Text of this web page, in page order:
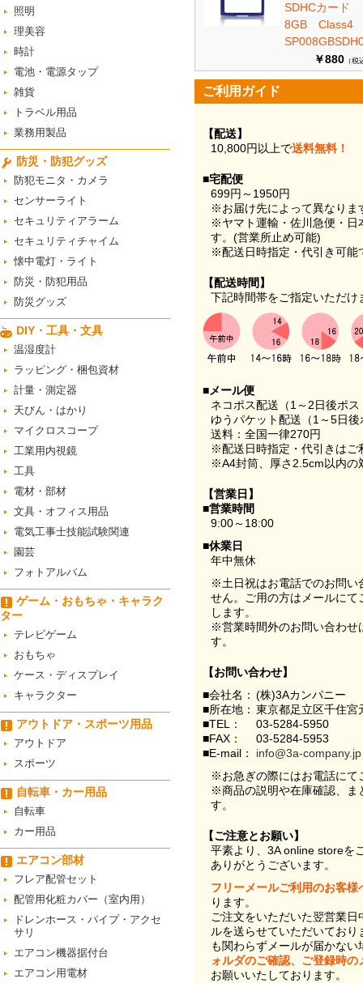
照明
理美容
時計
電池・電源タップ
雑貨
トラベル用品
業務用製品
防災・防犯グッズ
防犯モニタ・カメラ
センサーライト
セキュリティアラーム
セキュリティチャイム
懐中電灯・ライト
防災・防犯用品
防災グッズ
DIY・工具・文具
温湿度計
ラッピング・梱包資材
計量・測定器
天びん・はかり
マイクロスコープ
工業用内視鏡
工具
電材・部材
文具・オフィス用品
電気工事士技能試験関連
園芸
フォトアルバム
ゲーム・おもちゃ・キャラク
ター
テレビゲーム
おもちゃ
ケース・ディスプレイ
キャラクター
アウトドア・スポーツ用品
アウトドア
スポーツ
自転車・カー用品
自転車
カー用品
エアコン部材
フレア配管セット
配管用化粧カバー（室内用）
ドレンホース・パイプ・アクセ
サリ
エアコン機器据付台
エアコン用電材
SDHCカード
8GB
￥880 （税
ご利用ガイド
【配送】
10,800円以上で送料無料！
■宅配便
699円～1950円
※お届け先によって異なりま
※ヤマト運輸・佐川急便・日
す。(営業所止め可能)
※配送日時指定・代引き可能
【配送時間】
下記時間帯をご指定いただけ
■メール便
ネコポス配送（1～2日後ポ
ゆうパケット配送（1～5日
送料：全国一律270円
※配送日時指定・代引きはご
※A4封筒、厚さ2.5cm以内の
【営業日】
■営業時間
9:00～18:00
■休業日
年中無休
※土日祝はお電話でのお問い
せん。ご用の方はメールに
します。
※営業時間外のお問い合わせ
す。
【お問い合わせ】
■会社名： (株)3Aカンパニー
■所在地： 東京都足立区千住
■TEL：
03-5284-5950
■FAX：
03-5284-5953
■E-mail：
info@3a-company.jp
※お急ぎの際にはお電話にて
※商品の説明や在庫確認、ま
す。
【ご注意とお願い】
平素より、3A online storeを
ありがとうございます。
フリーメールご利用のお客様
ります。
ご注文をいただいた翌営業
ルを送らせていただいてお
も関わらずメールが届かない
ォルダのご確認、ご登録時
お願いいたしております。